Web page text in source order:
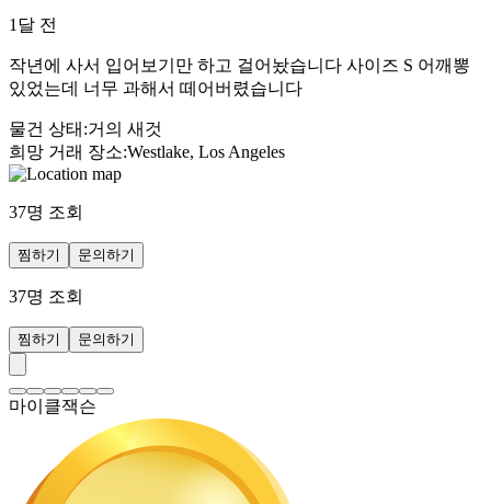
1달 전
작년에 사서 입어보기만 하고 걸어놨습니다 사이즈 S 어깨뽕
있었는데 너무 과해서 떼어버렸습니다
물건 상태 :거의 새것
희망 거래 장소:Westlake, Los Angeles
37명 조회
찜하기 문의하기
37명 조회
찜하기 문의하기
마이클잭슨